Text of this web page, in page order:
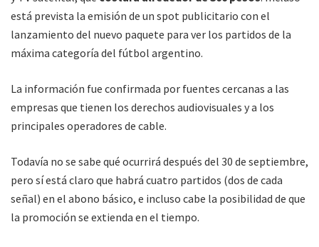
está prevista la emisión de un spot publicitario con el
lanzamiento del nuevo paquete para ver los partidos de la
máxima categoría del fútbol argentino.
La información fue confirmada por fuentes cercanas a las
empresas que tienen los derechos audiovisuales y a los
principales operadores de cable.
Todavía no se sabe qué ocurrirá después del 30 de septiembre,
pero sí está claro que habrá cuatro partidos (dos de cada
señal) en el abono básico, e incluso cabe la posibilidad de que
la promoción se extienda en el tiempo.